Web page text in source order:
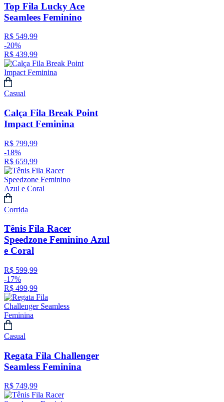
Top Fila Lucky Ace
Seamlees Feminino
R$ 549,99
-20%
R$ 439,99
Casual
Calça Fila Break Point
Impact Feminina
R$ 799,99
-18%
R$ 659,99
Corrida
Tênis Fila Racer
Speedzone Feminino Azul
e Coral
R$ 599,99
-17%
R$ 499,99
Casual
Regata Fila Challenger
Seamless Feminina
R$ 749,99